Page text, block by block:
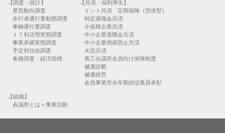
【調査・統計】
景気動向調査
歩行者通行量動態調査
車輌通行量調査
ＩＴ利活用実態調査
事業承継実態調査
予定初任給調査
各種調査・経済指標
【共済・福利厚生】
ミント共済 定期保険（団体型）
特定退職金共済
小規模企業共済
中小企業退職金共済
中小企業倒産防止共済
火災共済
商工会議所会員向け保険制度
健康診断
健康経営
会員事業所永年勤続従業員表彰
【組織】
会議所とは＋事業活動